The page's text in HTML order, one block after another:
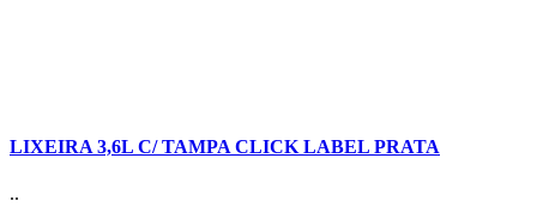
LIXEIRA 3,6L C/ TAMPA CLICK LABEL PRATA
..